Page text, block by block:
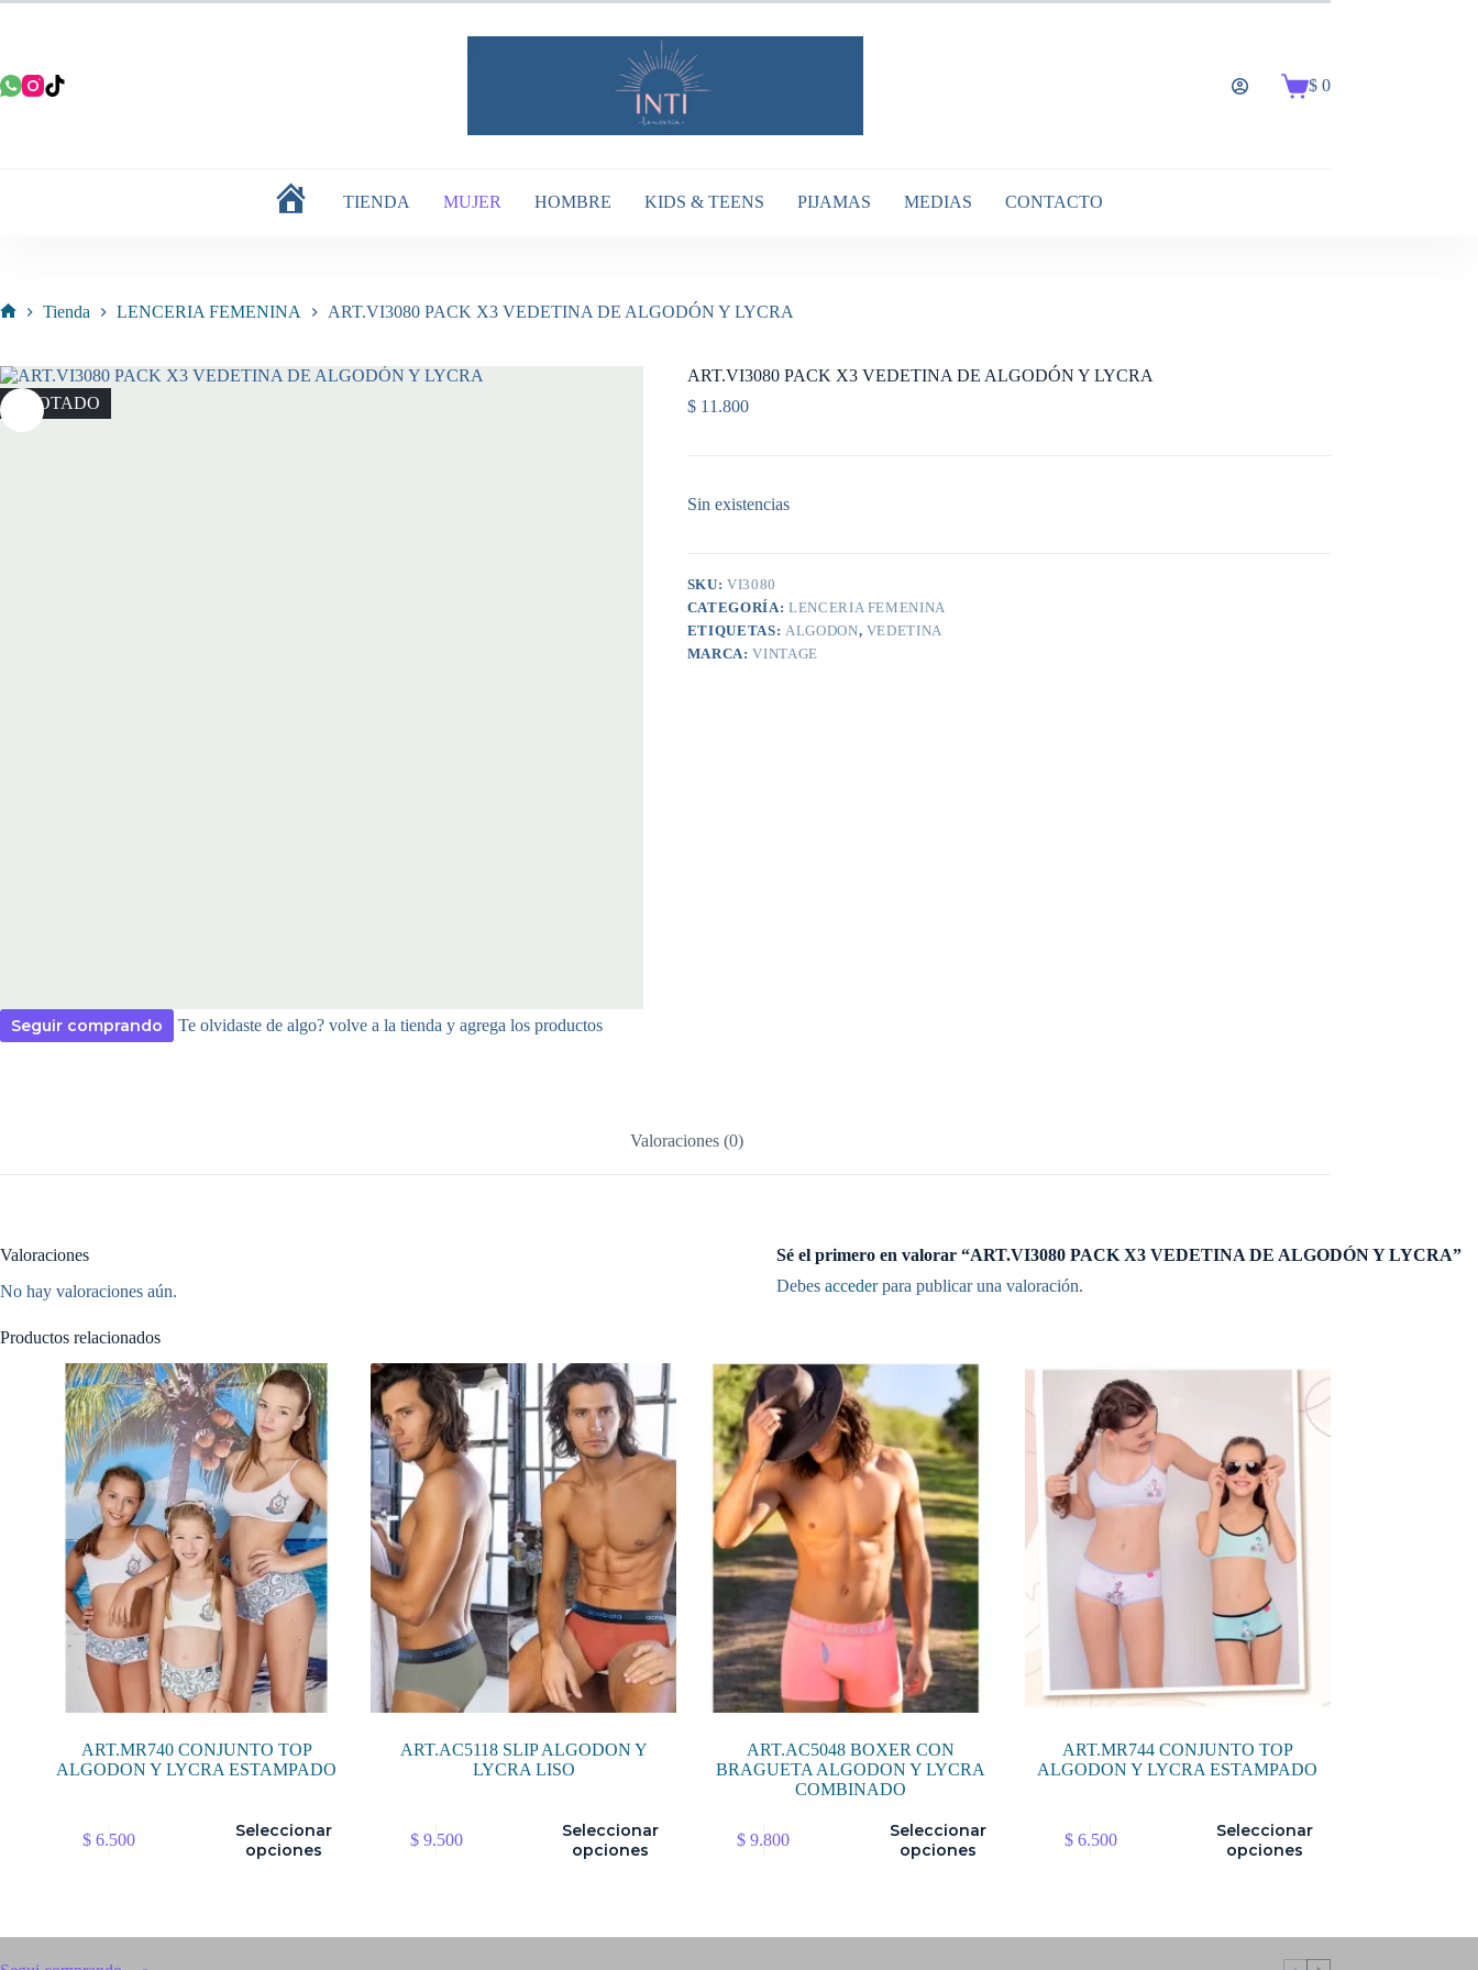
Saltar
Carro
$0
INICIO TIENDA MUJER HOMBRE KIDS & TEENS PIJAMAS MEDIAS CONTACTO
Tienda LENCERIA FEMENINA ART.VI3080 PACK X3 VEDETINA DE ALGODÓN Y LYCRA
AGOTADO
ART.VI3080 PACK X3 VEDETINA DE ALGODÓN Y LYCRA
$11.800
Sin existencias
SKU:VI3080
CATEGORÍA: LENCERIA FEMENINA
ETIQUETAS: ALGODON, VEDETINA
MARCA:VINTAGE
Seguir comprando Te olvidaste de algo? volve a la tienda y agrega los productos
Valoraciones (0)
Valoraciones
No hay valoraciones aún.
Sé el primero en valorar “ART.VI3080 PACK X3 VEDETINA DE ALGODÓN Y LYCRA”
Debes accederpara publicar una valoración.
Productos relacionados
ART.MR740 CONJUNTO TOP
ALGODON Y LYCRA ESTAMPADO
$ 6.500
Seleccionar
opciones
producto
opciones
se
ART.AC5118 SLIP ALGODON Y
LYCRA LISO
$9.500
Seleccionar
opciones
producto
opciones
ART.AC5048 BOXER CON
BRAGUETA ALGODON Y LYCRA
COMBINADO
$ 9.800
Seleccionar
opciones
producto
opciones
ART.MR744 CONJUNTO TOP
ALGODON Y LYCRA ESTAMPADO
$6.500
Seleccionar
opciones
producto
opciones